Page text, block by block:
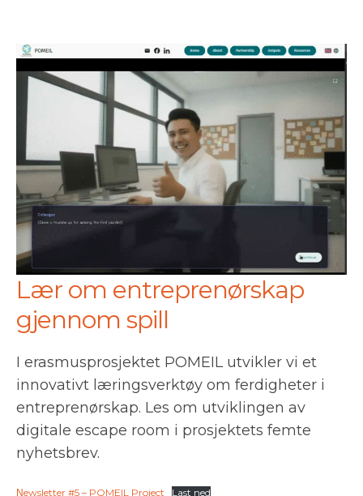
Lær om entreprenørskap
gjennom spill
I erasmusprosjektet POMEIL utvikler vi et
innovativt læringsverktøy om ferdigheter i
entreprenørskap. Les om utviklingen av
digitale escape room i prosjektets femte
nyhetsbrev.
Νewsletter #5 – POMEIL Project Last ned